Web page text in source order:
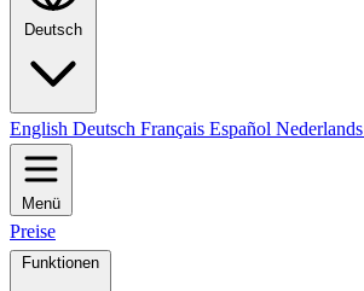
Deutsch
English Deutsch Français Español Nederlands
Menü
Preise
Funktionen